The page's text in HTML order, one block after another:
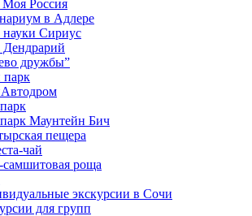
Россия
в Адлере
Сириус
дружбы”
Маунтейн Бич
пещера
чай
роща
экскурсии в Сочи
для групп